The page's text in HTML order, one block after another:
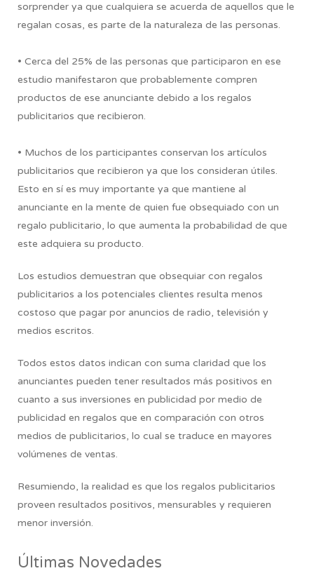
sorprender ya que cualquiera se acuerda de aquellos que le
regalan cosas, es parte de la naturaleza de las personas.
• Cerca del 25% de las personas que participaron en ese
estudio manifestaron que probablemente compren
productos de ese anunciante debido a los regalos
publicitarios que recibieron.
• Muchos de los participantes conservan los artículos
publicitarios que recibieron ya que los consideran útiles.
Esto en sí es muy importante ya que mantiene al
anunciante en la mente de quien fue obsequiado con un
regalo publicitario, lo que aumenta la probabilidad de que
este adquiera su producto.
Los estudios demuestran que obsequiar con regalos
publicitarios a los potenciales clientes resulta menos
costoso que pagar por anuncios de radio, televisión y
medios escritos.
Todos estos datos indican con suma claridad que los
anunciantes pueden tener resultados más positivos en
cuanto a sus inversiones en publicidad por medio de
publicidad en regalos que en comparación con otros
medios de publicitarios, lo cual se traduce en mayores
volúmenes de ventas.
Resumiendo, la realidad es que los regalos publicitarios
proveen resultados positivos, mensurables y requieren
menor inversión.
Últimas Novedades